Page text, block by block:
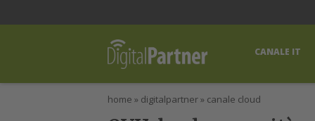
CANALE IT
home » digitalpartner» canale cloud